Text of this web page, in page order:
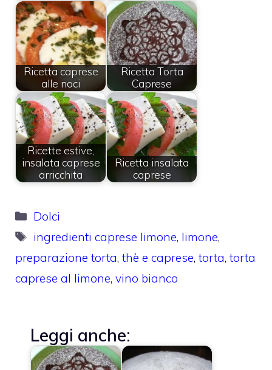
Ricetta caprese
alle noci
Ricetta Torta
Caprese
Ricette estive,
insalata caprese
arricchita
Ricetta insalata
caprese
Categorie
Dolci
Tag
ingredienti caprese limone, limone,
preparazione torta, thè e caprese, torta, torta
caprese al limone, vino bianco
Leggi anche: